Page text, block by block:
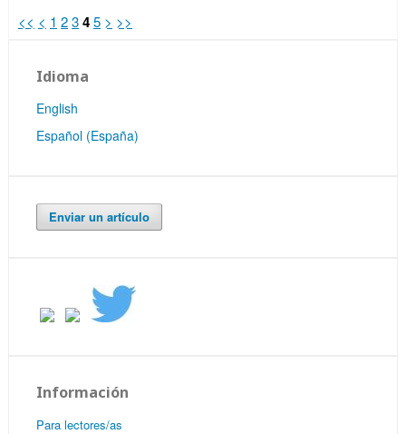
<< < 1 2345 > >>
Idioma
English
Español (España)
Enviar un artículo
Información
Para lectores/as